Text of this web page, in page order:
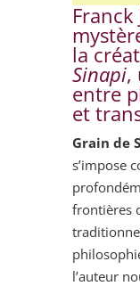
la
Sinapi,
entre
et
Grain de
s’impose
frontières
l’auteur